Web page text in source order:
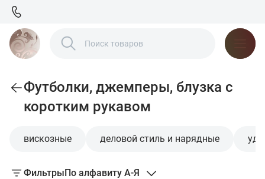
Футболки, джемперы, блузка с
коротким рукавом
вискозные деловой стиль и нарядные
ФильтрыПо алфавиту А-Я